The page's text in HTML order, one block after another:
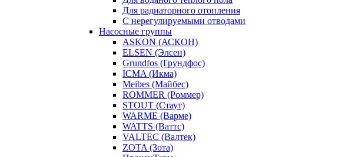
Для радиаторного отопления
С нерегулируемыми отводами
Насосные группы
ASKON (АСКОН)
ELSEN (Элсен)
Grundfos (Грундфос)
ICMA (Икма)
Meibes (Майбес)
ROMMER (Роммер)
STOUT (Стаут)
WARME (Варме)
WATTS (Ваттс)
VALTEC (Валтек)
ZOTA (Зота)